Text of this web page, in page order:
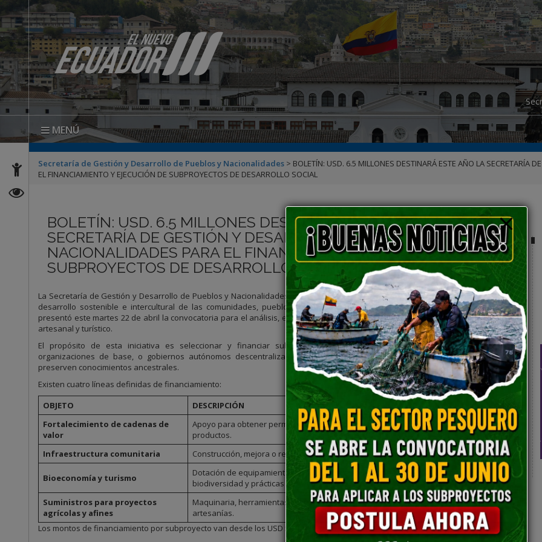
MENÚ
Secretaría de Gestión y Desarrollo de Pueblos y Nacionalidades > BOLETÍN: USD. 6.5 MILLONES DESTINARÁ ESTE AÑO LA SECRETARÍA
EL FINANCIAMIENTO Y EJECUCIÓN DE SUBPROYECTOS DE DESARROLLO SOCIAL
BOLETÍN: USD. 6.5 MILLONES DESTINARÁ ESTE AÑO LA
SECRETARÍA DE GESTIÓN Y DESARROLLO DE PUEBLOS Y
NACIONALIDADES PARA EL FINANCIAMIENTO Y EJECUCIÓN DE
SUBPROYECTOS DE DESARROLLO SOCIAL
La Secretaría de Gestión y Desarrollo de Pueblos y Nacionalidades, con la finalidad de promover la igualdad de condiciones en el
desarrollo sostenible e intercultural de las comunidades, pueblos y nacionalidades indígenas, afroecuatorianas y montubias,
presentó este martes 22 de abril la convocatoria para el análisis, evaluación y selección de subproyectos con enfoque productivo,
artesanal y turístico.
El propósito de esta iniciativa es seleccionar y financiar subproyectos con enfoque de sostenibilidad, impulsados por
organizaciones de base, o gobiernos autónomos descentralizados (GAD), que generen ingresos, valor agregado, empleo y
preserven conocimientos ancestrales.
Existen cuatro líneas definidas de financiamiento:
OBJETO
DESCRIPCIÓN
Fortalecimiento de cadenas de
valor
Apoyo para obtener permisos sanitarios y registros de propiedad intelectual de
productos.
Infraestructura comunitaria
Construcción, mejora o rehabilitación de espacios productivos y turísticos sostenibles.
Bioeconomía y turismo
Dotación de equipamiento e insumos para emprendimientos que promuevan
biodiversidad y prácticas sostenibles.
Suministros para proyectos
agrícolas y afines
Maquinaria, herramientas, materiales para piscicultura, viveros, agroindustria, turismo y
artesanías.
Los montos de financiamiento por subproyecto van desde los USD 5.000 hasta USD
modal-check